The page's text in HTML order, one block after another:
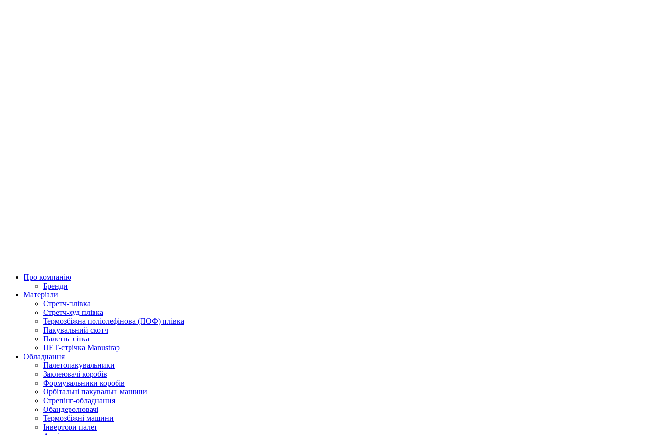
Про компанію
Бренди
Матеріали
Стретч-плівка
Стретч-худ плівка
Термозбіжна поліолефінова (ПОФ) плівка
Пакувальний скотч
Палетна сітка
ПЕТ-стрічка Manustrap
Обладнання
Палетопакувальники
Заклеювачі коробів
Формувальники коробів
Орбітальні пакувальні машини
Стрепінг-обладнання
Обандеролювачі
Термозбіжні машини
Інвертори палет